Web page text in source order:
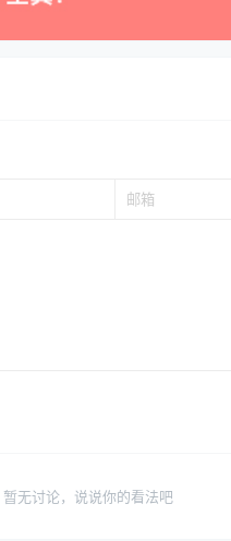
暂无讨论，说说你的看法吧